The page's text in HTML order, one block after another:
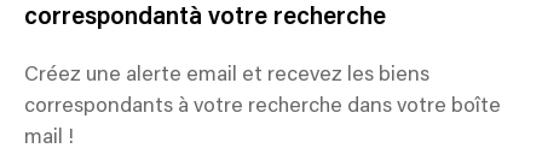
correspondantà votre recherche
Créez une alerte email et recevez les biens
correspondants à votre recherche dans votre boîte
mail !